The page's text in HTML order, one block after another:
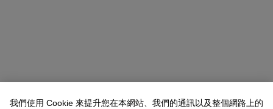
我們使用 Cookie 來提升您在本網站、我們的通訊以及整個網路上的